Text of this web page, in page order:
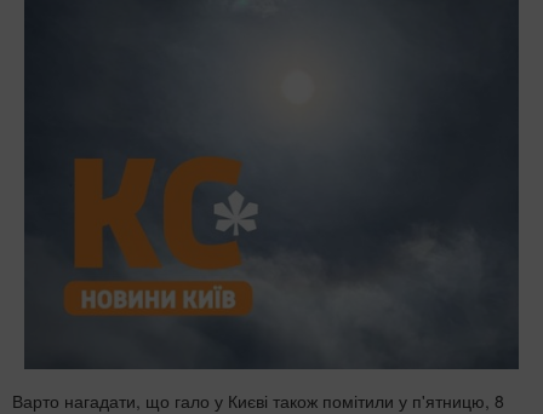
Варто нагадати, що гало у Києві також помітили у п'ятницю, 8